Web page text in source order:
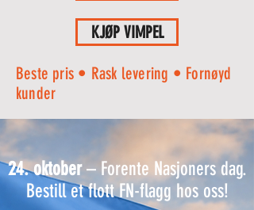
KJØP VIMPEL
Beste pris • Rask levering • Fornøyd
kunder
24. oktober– Forente Nasjoners dag.
Bestill et flott FN-flagg hos oss!